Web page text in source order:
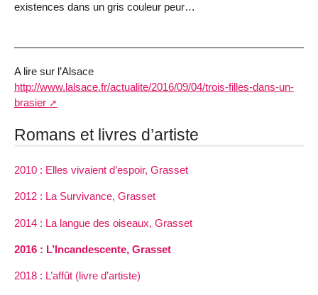
existences dans un gris couleur peur…
A lire sur l’Alsace
http://www.lalsace.fr/actualite/2016/09/04/trois-filles-dans-un-
brasier
Romans et livres d’artiste
2010 : Elles vivaient d’espoir, Grasset
2012 : La Survivance, Grasset
2014 : La langue des oiseaux, Grasset
2016 : L’Incandescente, Grasset
2018 : L’affût (livre d’artiste)